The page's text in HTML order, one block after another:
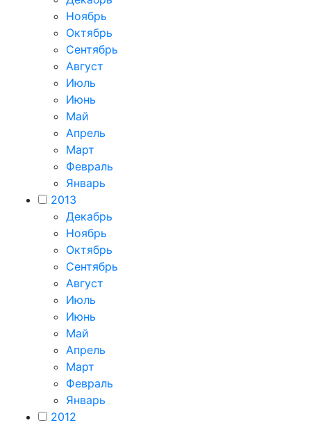
Ноябрь
Октябрь
Сентябрь
Август
Июль
Июнь
Май
Апрель
Март
Февраль
Январь
2013
Декабрь
Ноябрь
Октябрь
Сентябрь
Август
Июль
Июнь
Май
Апрель
Март
Февраль
Январь
2012